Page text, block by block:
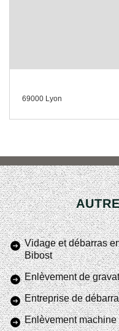
69000 Lyon
Vidage et débarras
Bibost
Enlèvement de
Entreprise de
Enlèvement